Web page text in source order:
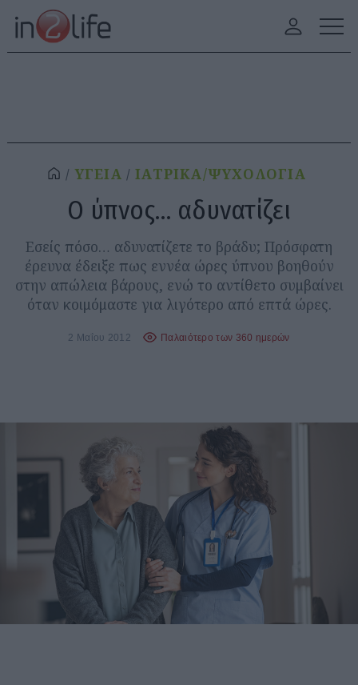
ΥΓΕΙΑ ΙΑΤΡΙΚΑ/ΨΥΧΟΛΟΓΙΑ
Ο ύπνος… αδυνατίζει
Εσείς πόσο… αδυνατίζετε το βράδυ; Πρόσφατη
έρευνα έδειξε πως εννέα ώρες ύπνου βοηθούν
στην απώλεια βάρους, ενώ το αντίθετο συμβαίνει
όταν κοιμόμαστε για λιγότερο από επτά ώρες.
2 Μαΐου 2012 Παλαιότερο των 360 ημερών